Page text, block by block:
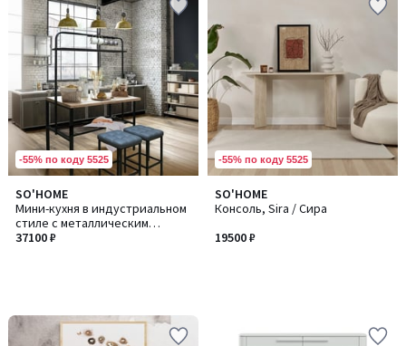
-55% по коду 5525
SO'HOME
Мини-кухня в индустриальном
стиле с металлическим
каркасом
37100 ₽
-55% по коду 5525
SO'HOME
Консоль, Sira / Сира
19500 ₽